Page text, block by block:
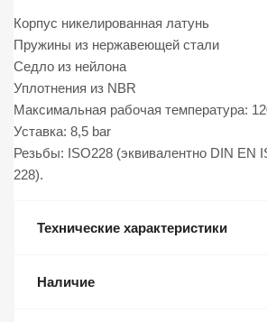
Корпус никелированная латунь
Пружины из нержавеющей стали
Седло из нейлона
Уплотнения из NBR
Максимальная рабочая температура:
Уставка: 8,5 bar
Резьбы: ISO228 (эквивалентно DIN EN
228).
Технические характеристики
Наличие